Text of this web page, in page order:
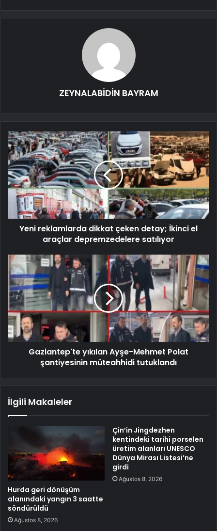
ZEYNALABİDİN BAYRAM
Yeni reklamlarda dikkat çeken detay; İkinci el
araçlar depremzedelere satılıyor
Gaziantep'te yıkılan Ayşe-Mehmet Polat
şantiyesinin müteahhidi tutuklandı
İlgili Makaleler
Hurda geri dönüşüm
alanındaki yangın 3 saatte
söndürüldü
Ağustos 8, 2026
Çin’in Jingdezhen
kentindeki tarihi porselen
üretim alanları UNESCO
Dünya Mirası Listesi’ne
girdi
Ağustos 8, 2026